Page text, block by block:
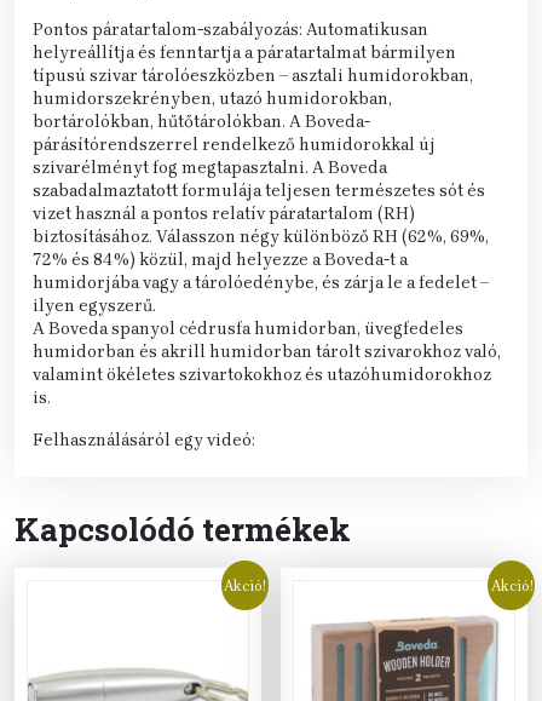
Pontos páratartalom-szabályozás: Automatikusan
helyreállítja és fenntartja a páratartalmat bármilyen
típusú szivar tárolóeszközben – asztali humidorokban,
humidorszekrényben, utazó humidorokban,
bortárolókban, hűtőtárolókban. A Boveda-
párásítórendszerrel rendelkező humidorokkal új
szivarélményt fog megtapasztalni. A Boveda
szabadalmaztatott formulája teljesen természetes sót és
vizet használ a pontos relatív páratartalom (RH)
biztosításához. Válasszon négy különböző RH (62%, 69%,
72% és 84%) közül, majd helyezze a Boveda-t a
humidorjába vagy a tárolóedénybe, és zárja le a fedelet –
ilyen egyszerű.
A Boveda spanyol cédrusfa humidorban, üvegfedeles
humidorban és akrill humidorban tárolt szivarokhoz való,
valamint ökéletes szivartokokhoz és utazóhumidorokhoz
is.
Felhasználásáról egy videó:
Kapcsolódó termékek
Akció! Akció!